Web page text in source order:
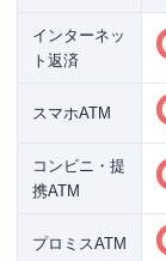
インターネッ
ト返済
スマホATM
コンビニ・提
携ATM
プロミスATM